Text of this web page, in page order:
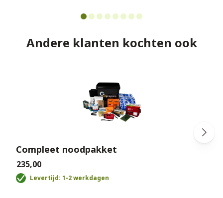
Andere klanten kochten ook
Compleet noodpakket
€235,00
Levertijd: 1-2 werkdagen